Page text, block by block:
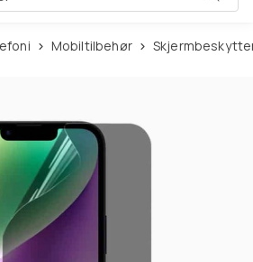
Mobiltilbehør